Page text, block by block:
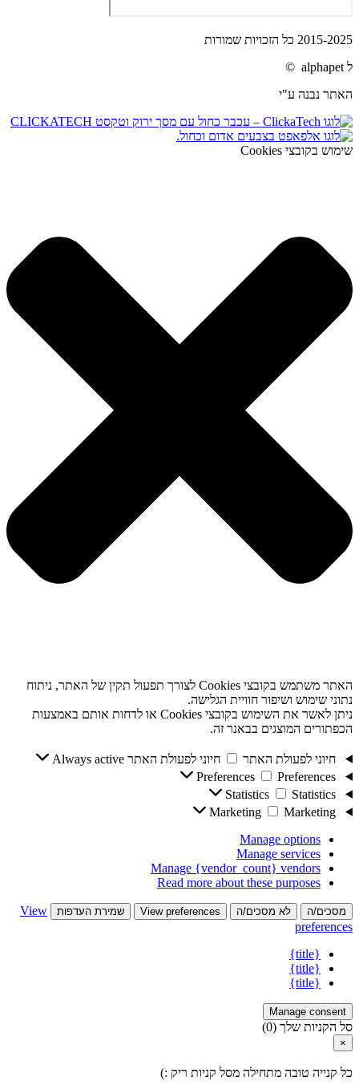
2015-2025 כל הזכויות שמורות
ל alphapet ©
האתר נבנה ע"י
שימוש בקובצי Cookies
האתר משתמש בקובצי Cookies לצורך תפעול תקין של האתר, ניתוח
נתוני שימוש ושיפור חוויית הגלישה.
ניתן לאשר את השימוש בקובצי Cookies או לדחות אותם באמצעות
הכפתורים המוצגים בבאנר זה.
חיוני לפעולת האתר חיוני לפעולת האתר Always active
Preferences
Preferences
Statistics
Statistics
Marketing
Marketing
Manage options
Manage services
Manage {vendor_count} vendors
Read more about these purposes
מסכים/ה לא מסכים/ה View preferences שמירת העדפות
View
preferences
{title}
{title}
{title}
Manage consent
סל הקניות שלך (0)
×
כל קנייה טובה מתחילה מסל קניות ריק :)